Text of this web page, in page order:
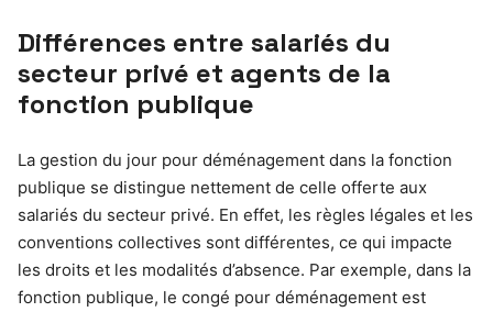
Différences entre salariés du
secteur privé et agents de la
fonction publique
La gestion du jour pour déménagement dans la fonction
publique se distingue nettement de celle offerte aux
salariés du secteur privé. En effet, les règles légales et les
conventions collectives sont différentes, ce qui impacte
les droits et les modalités d’absence. Par exemple, dans la
fonction publique, le congé pour déménagement est